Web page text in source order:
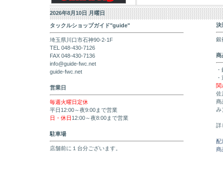
2026年8月10日 月曜日
タックルショップガイド"guide"
埼玉県川口市石神90-2-1F
TEL 048-430-7126
FAX 048-430-7136
info@guide-fwc.net
guide-fwc.net
営業日
毎週火曜日定休
平日12:00～夜9:00まで営業
日・休日 12:00～夜8:00まで営業
駐車場
店舗前に１台分ございます。
決
銀
商
関
佐
商
み
詳
配
商